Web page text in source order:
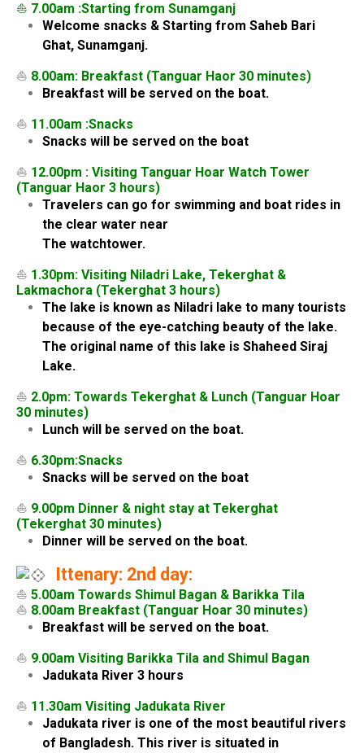
⛵ 7.00am :Starting from Sunamganj
Welcome snacks & Starting from Saheb Bari
Ghat, Sunamganj.
⛵ 8.00am: Breakfast (Tanguar Haor 30 minutes)
Breakfast will be served on the boat.
⛵ 11.00am :Snacks
Snacks will be served on the boat
⛵ 12.00pm : Visiting Tanguar Hoar Watch Tower
(Tanguar Haor 3 hours)
Travelers can go for swimming and boat rides in
the clear water near
The watchtower.
⛵ 1.30pm: Visiting Niladri Lake, Tekerghat &
Lakmachora (Tekerghat 3 hours)
The lake is known as Niladri lake to many tourists
because of the eye-catching beauty of the lake.
The original name of this lake is Shaheed Siraj
Lake.
⛵ 2.0pm: Towards Tekerghat & Lunch (Tanguar Hoar
30 minutes)
Lunch will be served on the boat.
⛵ 6.30pm:Snacks
Snacks will be served on the boat
⛵ 9.00pm Dinner & night stay at Tekerghat
(Tekerghat 30 minutes)
Dinner will be served on the boat.
Ittenary: 2nd day:
⛵ 5.00am Towards Shimul Bagan & Barikka Tila
⛵ 8.00am Breakfast (Tanguar Hoar 30 minutes)
Breakfast will be served on the boat.
⛵ 9.00am Visiting Barikka Tila and Shimul Bagan
Jadukata River 3 hours
⛵ 11.30am Visiting Jadukata River
Jadukata river is one of the most beautiful rivers
of Bangladesh. This river is situated in